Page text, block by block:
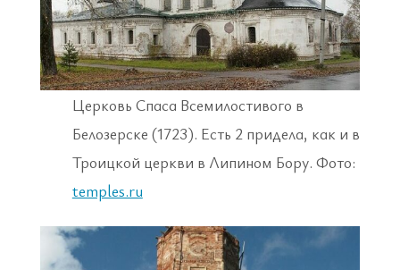
Церковь Спаса Всемилостивого в
Белозерске (1723). Есть 2 придела, как и в
Троицкой церкви в Липином Бору. Фото:
temples.ru